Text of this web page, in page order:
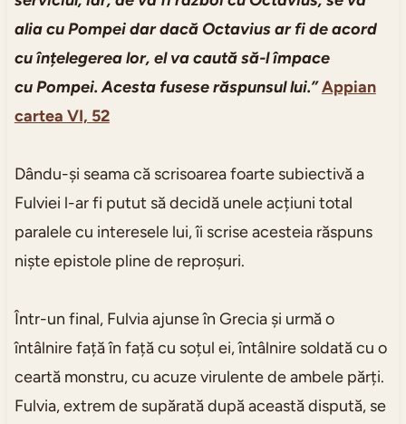
alia cu Pompei dar dacă Octavius ar fi de acord
cu înțelegerea lor, el va caută să-l împace
cu Pompei. Acesta fusese răspunsul lui.”Appian
cartea VI, 52
Dându-și seama că scrisoarea foarte subiectivă a
Fulviei l-ar fi putut să decidă unele acțiuni total
paralele cu interesele lui, îi scrise acesteia răspuns
niște epistole pline de reproșuri.
Într-un final, Fulvia ajunse în Grecia și urmă o
întâlnire față în față cu soțul ei, întâlnire soldată cu o
ceartă monstru, cu acuze virulente de ambele părți.
Fulvia, extrem de supărată după această dispută, se